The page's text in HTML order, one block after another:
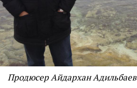
Продюсер Айдархан Адильбаев